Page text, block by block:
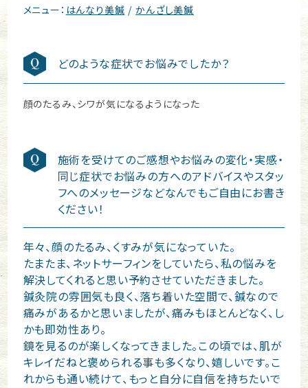
メニュー： はんなり美鍼 かんざし美鍼
どのような症状でお悩みでしたか？
顔のたるみ、シワが気になるようになった
施術を受けてのご感想やお悩みの変化・実感・
同じ症状でお悩みの方へのアドバイスやスタッ
フへのメッセージなどなんでもご自由にお書き
ください！
年々、顔のたるみ、くすみが気になっていた。
たまたま、ネットサーフィンをしていたら、私の悩みを
解決してくれると思い予約させていただきました。
鍼灸院の雰囲気も良く、落ち着いた空間で、鍼なので
痛みがあるかと思いましたが、痛みもほとんどなく、し
かも即効性あり。
鏡を見るのが楽しくなってきました。この頃では、肌が
キレイだねと褒められる事も多くなり、嬉しいです。こ
れからも通い続けて、もっと自分に自信を持ちたいで